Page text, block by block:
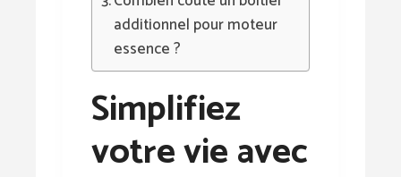
additionnel pour moteur
essence ?
Simplifiez
votre vie avec